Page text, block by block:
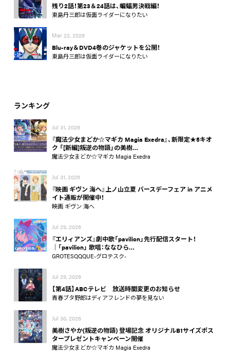
残り2話！第23＆24話は、蝙蝠男決戦編！
東島丹三郎は仮面ライダーになりたい
Mar 22, 2026
Blu-ray＆DVD4巻のジャケットを公開！
東島丹三郎は仮面ライダーになりたい
ランキング
Jul 31, 2026
『魔法少女まどか☆マギカ Magia Exedra』、新限定★5キオ
ク 「[新編]叛逆の物語」の美樹…
魔法少女まどか☆マギカ Magia Exedra
Jul 31, 2026
『映画 ギヴン 海へ』上ノ山立夏 バースデーフェア in アニメ
イト通販が開催中！
映画 ギヴン 海へ
Jul 29, 2026
『エリィアンズ』劇中歌「pavilion」先行配信スタート！
│「pavilion」 歌唱：ななひら…
GROTESQQQUE-グロテスク-
Jul 29, 2026
【第4話】ABCテレビ 放送時間変更のお知らせ
青春ブタ野郎はディアフレンドの夢を見ない
Jul 30, 2026
美樹さやか(叛逆の物語) 登場記念 オリジナルB1サイズポス
タープレゼントキャンペーン開催
魔法少女まどか☆マギカ Magia Exedra